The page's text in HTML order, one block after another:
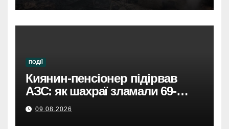
ПОДІЇ
Киянин-пенсіонер підірвав
АЗС: як шахраї зламали 69-
річного чоловіка.
09.08.2026